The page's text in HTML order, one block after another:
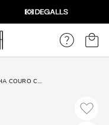
SAPATILHA COURO CONFORT PRETO